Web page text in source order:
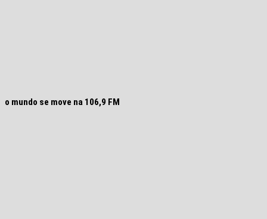
o mundo se move na 106,9 FM